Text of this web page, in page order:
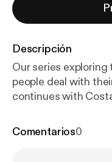
Descripción
Our series
people deal with
continues with
Columbo and the
Comentarios0